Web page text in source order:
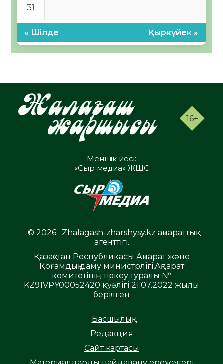
31
« Шілде Қыркүйек »
16+
Меншік иесі:
«Сыр медиа» ЖШС
© 2026 . Zhalagash-zharshysy.kz ақпараттық
агенттігі.
Қазақстан Республикасы Ақпарат және
Қоғамдық даму министрлігі,Ақпарат
комитетінің тіркеу туралы №
KZ91VPY00052420 куәлігі 21.07.2022 жылы
берілген
Басшылық
Редакция
Сайт картасы
Материалдарды пайдалану ережелері